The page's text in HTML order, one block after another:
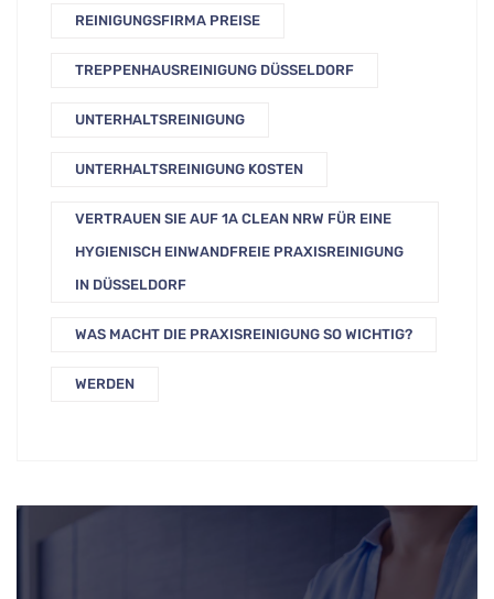
REINIGUNGSFIRMA PREISE
TREPPENHAUSREINIGUNG DÜSSELDORF
UNTERHALTSREINIGUNG
UNTERHALTSREINIGUNG KOSTEN
VERTRAUEN SIE AUF 1A CLEAN NRW FÜR EINE
HYGIENISCH EINWANDFREIE PRAXISREINIGUNG
IN DÜSSELDORF
WAS MACHT DIE PRAXISREINIGUNG SO WICHTIG?
WERDEN